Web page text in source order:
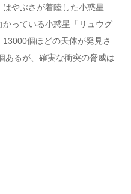
やぶさが着陸した小惑星
かっている小惑星「リュウグ
個ほどの天体が発見さ
あるが、確実な衝突の脅威は